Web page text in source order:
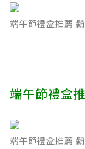
端午節禮盒推薦
端午節禮盒
端午節禮盒推薦